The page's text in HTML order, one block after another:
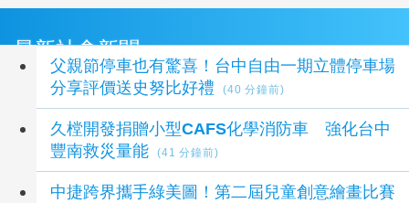
最新社會新聞
父親節停車也有驚喜！台中自由一期立體停車場
分享評價送史努比好禮
(40 分鐘前)
久樘開發捐贈小型CAFS化學消防車 強化台中
豐南救災量能
(41 分鐘前)
中捷跨界攜手綠美圖！第二屆兒童創意繪畫比賽